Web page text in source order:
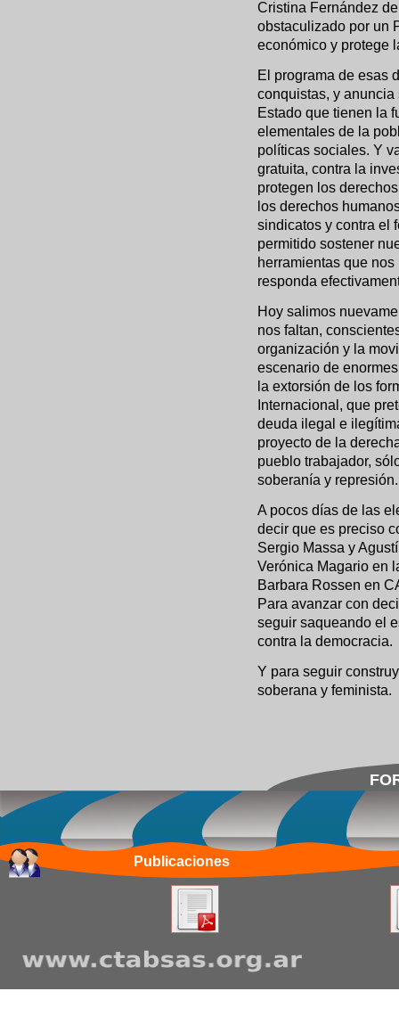
Cristina Fernández
obstaculizado por un
económico y protege
El programa de esas
conquistas, y
Estado que tienen la
elementales de la
políticas sociales. Y
gratuita, contra la
protegen los
los derechos
sindicatos y contra el
permitido sostener
herramientas que
responda
Hoy salimos
nos faltan,
organización y la
escenario de
la extorsión de los
Internacional, que
deuda ilegal e
proyecto de la
pueblo trabajador,
soberanía y represión.
A pocos días de las
decir que es preciso
Sergio Massa y
Verónica Magario en
Barbara Rossen en
Para avanzar con
seguir saqueando el
contra la democracia.
Y para seguir
soberana y feminista.
Publicaciones